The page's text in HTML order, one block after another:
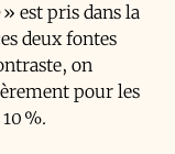
est pris dans la
deux fontes
on
pour les
%.